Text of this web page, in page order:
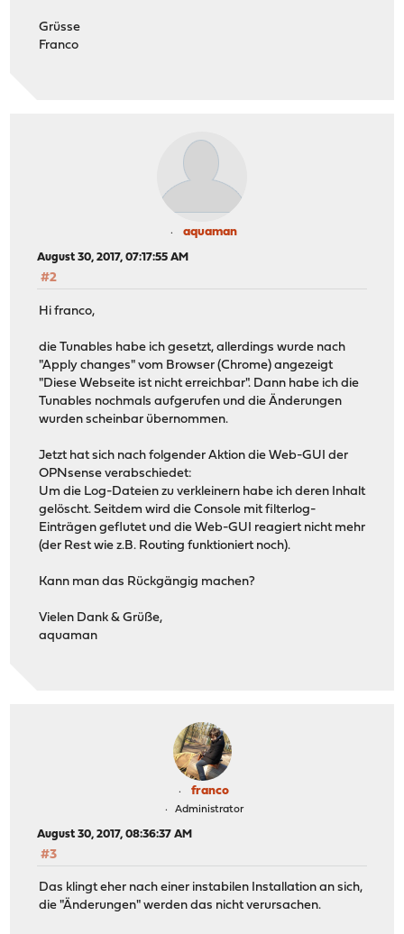
Grüsse
Franco
aquaman
August 30, 2017, 07:17:55 AM
#2
Hi franco,
die Tunables habe ich gesetzt, allerdings wurde nach
"Apply changes" vom Browser (Chrome) angezeigt
"Diese Webseite ist nicht erreichbar". Dann habe ich die
Tunables nochmals aufgerufen und die Änderungen
wurden scheinbar übernommen.
Jetzt hat sich nach folgender Aktion die Web-GUI der
OPNsense verabschiedet:
Um die Log-Dateien zu verkleinern habe ich deren Inhalt
gelöscht. Seitdem wird die Console mit filterlog-
Einträgen geflutet und die Web-GUI reagiert nicht mehr
(der Rest wie z.B. Routing funktioniert noch).
Kann man das Rückgängig machen?
Vielen Dank & Grüße,
aquaman
franco
Administrator
August 30, 2017, 08:36:37 AM
#3
Das klingt eher nach einer instabilen Installation an sich,
die "Änderungen" werden das nicht verursachen.